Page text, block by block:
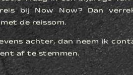
bij Now Now? Dan
de reissom.
achter, dan neem ik
af te stemmen.